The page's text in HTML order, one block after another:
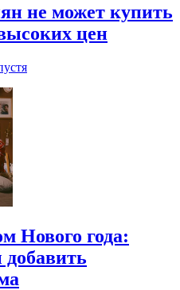
не может купить
цен
Нового года: